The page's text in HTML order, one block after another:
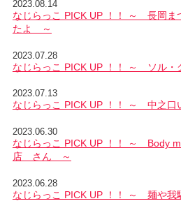
2023.08.14
なじらっこ PICK UP ！！ ～ 長岡
たよ ～
2023.07.28
なじらっこ PICK UP ！！ ～ ソル
2023.07.13
なじらっこ PICK UP ！！ ～ 中之
2023.06.30
なじらっこ PICK UP ！！ ～ Body
店 さん ～
2023.06.28
なじらっこ PICK UP ！！ ～ 麺や